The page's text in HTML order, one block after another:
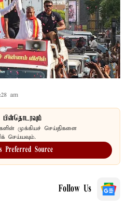
am
பின்தொடரவும்
முக்கியச் செய்திகளை
செய்யவும்.
Preferred Source
Follow Us